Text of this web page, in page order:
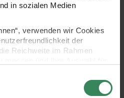
in sozialen Medien
verwenden wir Cookies
der
Reichweite im Rahmen
und kann jederzeit über den
im Fußbereich der Seite
hat man eine perfekte
Frühjahrsparty. Die
beständig und das ganze